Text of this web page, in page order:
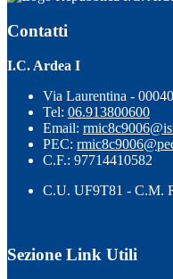
Contatti
I.C. Ardea I
Via Laurentina -
Tel: 06.913800600
Email:
PEC:
C.F.: 97714410582
C.U. UF9T81 - C.M.
Sezione Link Utili